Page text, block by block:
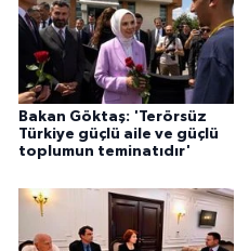
Bakan Göktaş: 'Terörsüz
Türkiye güçlü aile ve güçlü
toplumun teminatıdır'